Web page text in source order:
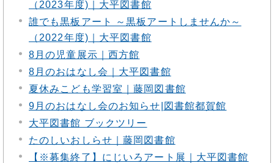
（2023年度)｜大平図書館
誰でも黒板アート ～黒板アートしませんか～
（2022年度)｜大平図書館
8月の児童展示｜西方館
8月のおはなし会｜大平図書館
夏休みこども学習室｜藤岡図書館
9月のおはなし会のお知らせ|図書館都賀館
大平図書館 ブックツリー
たのしいおしらせ｜藤岡図書館
【※募集終了】にじいろアート展｜大平図書館